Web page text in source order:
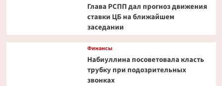
Глава РСПП дал прогноз движения
ставки ЦБ на ближайшем
заседании
Финансы
Набиуллина посоветовала класть
трубку при подозрительных
звонках